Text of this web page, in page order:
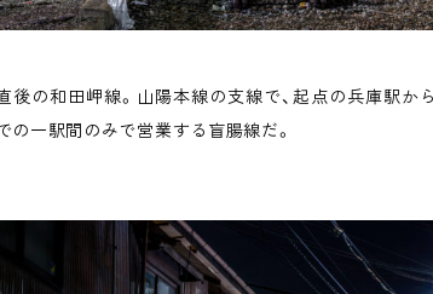
後の和田岬線。山陽本線の支線で、起点の兵庫駅か
の一駅間のみで営業する盲腸線だ。